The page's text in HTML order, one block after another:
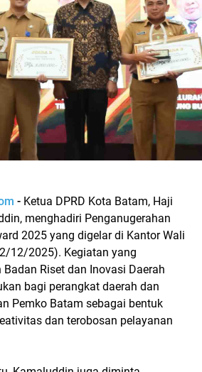
- Ketua DPRD Kota Batam, Haji
menghadiri Penganugerahan
2025 yang digelar di Kantor Wali
12/2025). Kegiatan yang
Riset dan Inovasi Daerah
bagi perangkat daerah dan
Pemko Batam sebagai bentuk
dan terobosan pelayanan